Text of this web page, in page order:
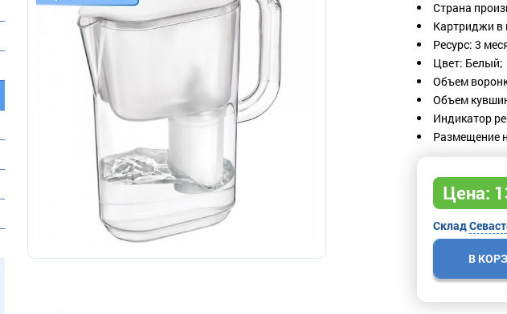
Страна
Картриджи в
Ресурс: 3
Цвет: Белый;
Объем
Объем
Индикатор
Размещение
Цена:
Склад
В